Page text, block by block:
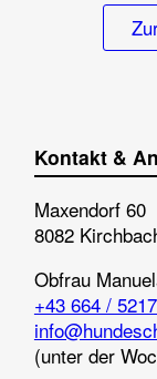
Kontakt &
Maxendorf 60
8082
Obfrau
+43 664 /
(unter der